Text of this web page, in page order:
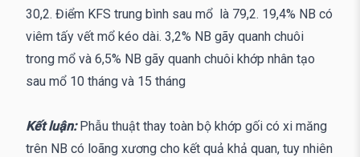
30,2. Điểm KFS trung bình sau mổ là 79,2. 19,4% NB có
viêm tấy vết mổ kéo dài. 3,2% NB gãy quanh chuôi
trong mổ và 6,5% NB gãy quanh chuôi khớp nhân tạo
sau mổ 10 tháng và 15 tháng
Kết luận: Phẫu thuật thay toàn bộ khớp gối có xi măng
trên NB có loãng xương cho kết quả khả quan, tuy nhiên